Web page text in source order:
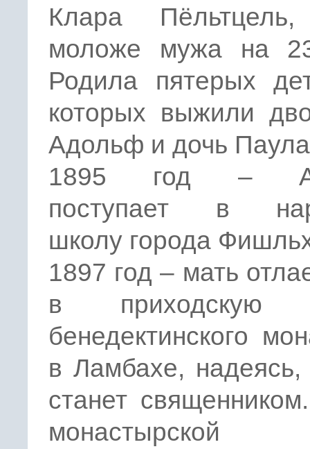
Клара
моложе мужа на
Родила пятерых
которых выжили
Адольф и дочь
1895 год –
поступает в
школу города
1897 год – мать
в приходскую
бенедектинского
в Ламбахе,
станет
монастырской